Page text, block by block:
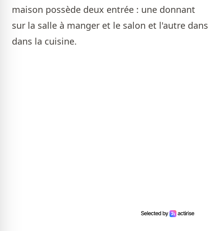
maison possède deux entrée : une donnant
sur la salle à manger et le salon et l'autre dans
dans la cuisine.